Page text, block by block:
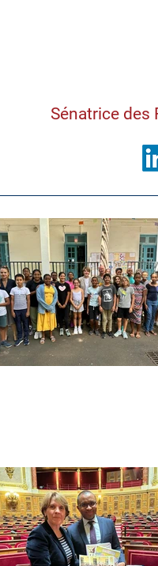
Sénatrice des
Monaco
mon collaborateur Cyril
et par l’Ambassadrice